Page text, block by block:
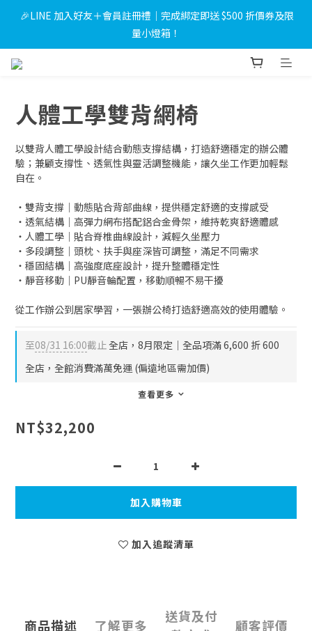
量小燈箱！
量小燈箱！
💳使用信用卡消費滿 $10,000 可享3期0利率，滿 $30,000 可享6期
🐈 獸醫Emily專欄｜甲醛——居家空氣污染的隱形元兇，貓狗比你
更需要一個無毒的家
🎉LINE 加入好友＋會員註冊禮｜完成綁定即送 $500 折價券及限
人體工學雙背網椅
以雙背人體工學設計結合動態支撐結構，打造舒適穩定的辦公體
驗；兼顧支撐性、透氣性與靈活調整機能，讓久坐工作更加輕鬆
自在。
・雙背支撐｜動態貼合背部曲線，提供穩定舒適的支撐感受
・透氣結構｜高彈力網布搭配鋁合金骨架，維持乾爽舒適體感
・人體工學｜貼合脊椎曲線設計，減輕久坐壓力
・多段調整｜頭枕、扶手與座深皆可調整，滿足不同需求
・穩固結構｜高強度底座設計，提升整體穩定性
・靜音移動｜PU靜音輪配置，移動順暢不易干擾
從工作辦公到居家學習，一張辦公椅打造舒適高效的使用體驗。
至08/31 16:00截止全店，8月限定｜全品項滿 6,600 折 600
全店，全館消費滿萬免運 (偏遠地區需加價)
查看更多
NT$32,200
加入購物車
加入追蹤清單
商品描述 了解更多
送貨及付
顧客評價